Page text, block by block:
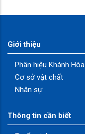
Giới thiệu
Phân hiệu Khánh Hòa
Cơ sở vật chất
Nhân sự
Thông tin cần biết